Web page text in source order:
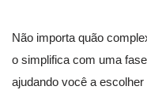
Não importa quão
o simplifica com uma
ajudando você a